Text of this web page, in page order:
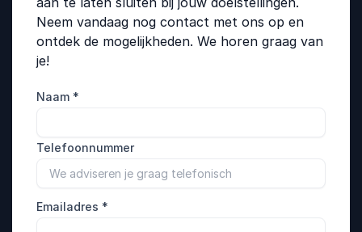
Neem vandaag nog contact met ons op en
ontdek de mogelijkheden. We horen graag van
je!
Naam *
Telefoonnummer
Emailadres *